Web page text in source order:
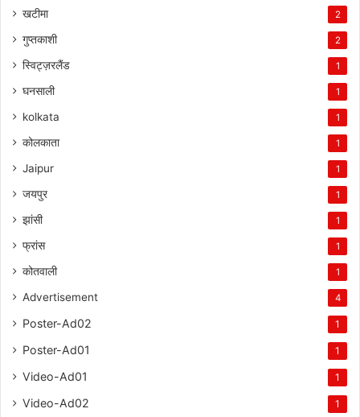
खटीमा 2
गुप्तकाशी 2
स्विट्ज़रलैंड 1
घनसाली 1
kolkata 1
कोलकाता 1
Jaipur 1
जयपुर 1
झांसी 1
फ्रांस 1
कोतवाली 1
Advertisement 4
Poster-Ad02 1
Poster-Ad01 1
Video-Ad01 1
Video-Ad02 1